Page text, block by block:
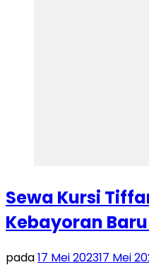
Sewa Kursi
Kebayoran
pada17 Mei 202317 Mei